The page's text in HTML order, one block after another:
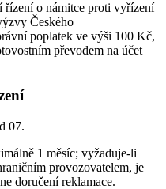
řízení o námitce proti vyřízení
Českého
poplatek ve výši 100 Kč,
převodem na účet
07.
1 měsíc; vyžaduje-li
provozovatelem, je
doručení reklamace.